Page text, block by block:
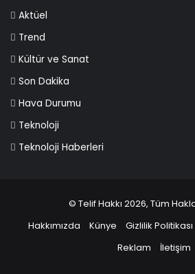
Aktüel
Trend
Kültür ve Sanat
Son Dakika
Hava Durumu
Teknoloji
Teknoloji Haberleri
© Telif Hakkı 2026, Tüm
Hakkımızda
Künye Gizlilik Politikası
Reklam
İletişim